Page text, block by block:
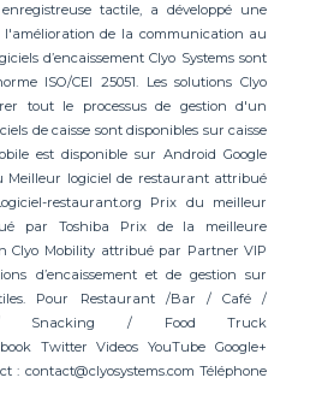
tactile, a développé une
l'amélioration de la communication au
d’encaissement Clyo Systems sont
ISO/CEI 25051. Les solutions Clyo
tout le processus de gestion d'un
de caisse sont disponibles sur caisse
est disponible sur Android Google
Meilleur logiciel de restaurant attribué
restaurant.org Prix du meilleur
par Toshiba Prix de la meilleure
Clyo Mobility attribué par Partner VIP
d’encaissement et de gestion sur
Pour Restaurant /Bar / Café /
Snacking / Food Truck
Twitter Videos YouTube Google+
: contact@clyosystems.com Téléphone